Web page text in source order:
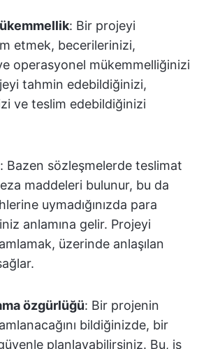
: Bir projeyi
etmek, becerilerinizi,
operasyonel mükemmelliğinizi
tahmin edebildiğinizi,
ve teslim edebildiğinizi
: Bazen sözleşmelerde teslimat
maddeleri bulunur, bu da
uymadığınızda para
anlamına gelir. Projeyi
üzerinde anlaşılan
özgürlüğü: Bir projenin
bildiğinizde, bir
planlayabilirsiniz. Bu, iş